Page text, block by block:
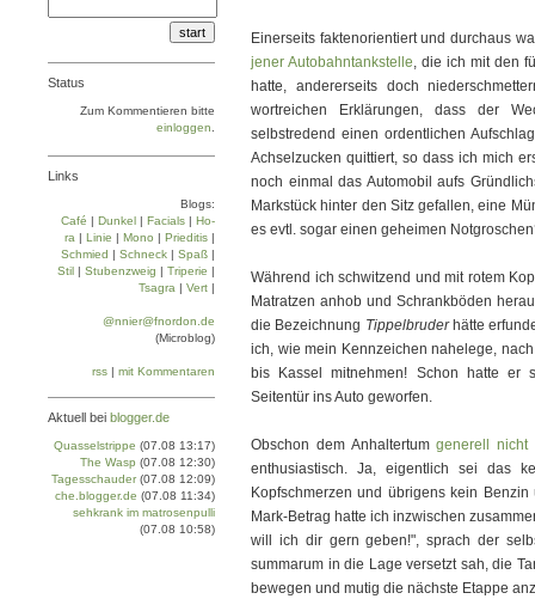
Einerseits faktenorientiert und durchaus
jener Autobahntankstelle, die ich mit den
hatte, andererseits doch
wortreichen Erklärungen, dass der
selbstredend einen ordentlichen
Achselzucken quittiert, so dass ich mich
noch einmal das Automobil aufs
Markstück hinter den Sitz gefallen, eine
es evtl. sogar einen geheimen
Während ich schwitzend und mit rotem
Matratzen anhob und Schrankböden
die Bezeichnung Tippelbruderhätte
ich, wie mein Kennzeichen nahelege,
bis Kassel mitnehmen! Schon hatte er
Seitentür ins Auto geworfen.
Obschon dem Anhaltertumgenerell nicht
enthusiastisch. Ja, eigentlich sei das
Kopfschmerzen und übrigens kein
Mark-Betrag hatte ich inzwischen
will ich dir gern geben!", sprach der
summarum in die Lage versetzt sah, die
bewegen und mutig die nächste Etappe
Status
Zum Kommentieren bitte
einloggen
Links
Blogs:
Café | Dun­kel | Facials | Ho­
ra | Linie | Mo­no | Prie­di­tis |
Schmied | Schneck | Spaß |
Stil | Stu­ben­zweig | Tri­pe­rie |
Tsa­gra | Vert |
@nnier@fnordon.de
(Microblog)
rss | mit Kommentaren
Aktuell bei blogger.de
Quasselstrippe (07.08 13:17)
The Wasp (07.08 12:30)
Tagesschauder (07.08 12:09)
che.blogger.de (07.08 11:34)
sehkrank im matrosenpulli
(07.08 10:58)